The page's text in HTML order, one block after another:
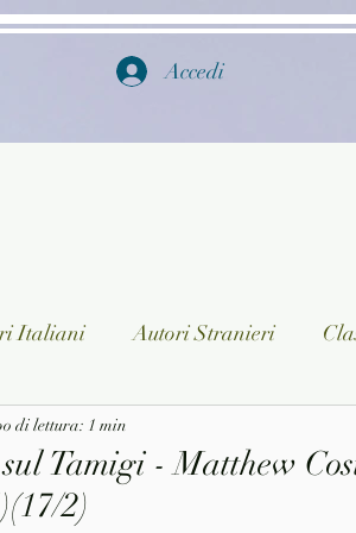
Accedi
Italiani Autori Stranieri
Ragazzi
Musica
Tamigi - Matthew
2)
di lettura: 1 min